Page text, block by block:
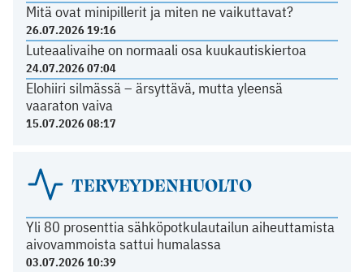
Mitä ovat minipillerit ja miten ne vaikuttavat?
26.07.2026 19:16
Luteaalivaihe on normaali osa kuukautiskiertoa
24.07.2026 07:04
Elohiiri silmässä – ärsyttävä, mutta yleensä
vaaraton vaiva
15.07.2026 08:17
TERVEYDENHUOLTO
Yli 80 prosenttia sähköpotkulautailun aiheuttamista
aivovammoista sattui humalassa
03.07.2026 10:39